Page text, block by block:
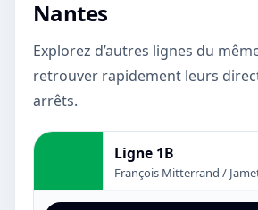
Nantes
Explorez d’autres lignes du
retrouver rapidement leurs
arrêts.
Ligne 1B
François Mitterrand /